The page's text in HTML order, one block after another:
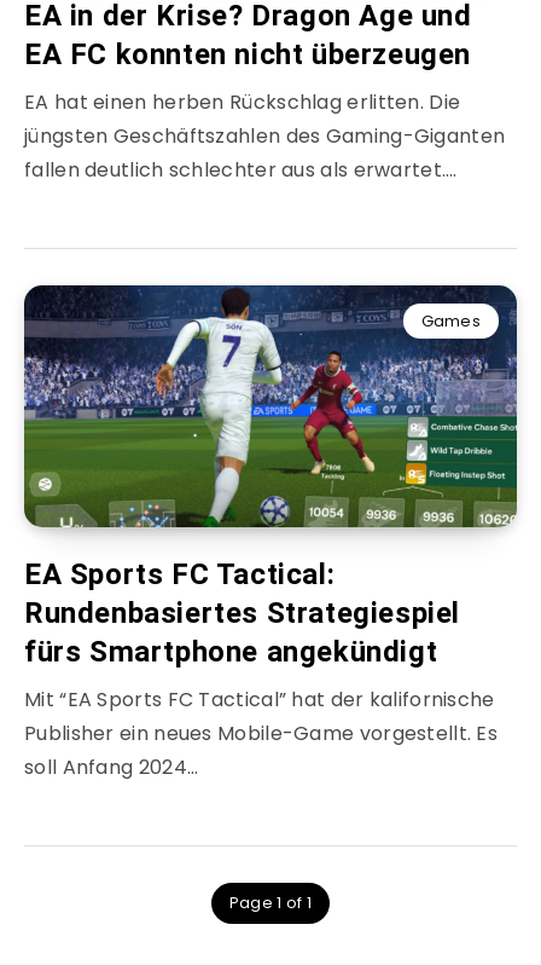
EA in der Krise? Dragon Age und
EA FC konnten nicht überzeugen
EA hat einen herben Rückschlag erlitten. Die
jüngsten Geschäftszahlen des Gaming-Giganten
fallen deutlich schlechter aus als erwartet….
Games
EA Sports FC Tactical:
Rundenbasiertes Strategiespiel
fürs Smartphone angekündigt
Mit “EA Sports FC Tactical” hat der kalifornische
Publisher ein neues Mobile-Game vorgestellt. Es
soll Anfang 2024…
Page 1 of 1